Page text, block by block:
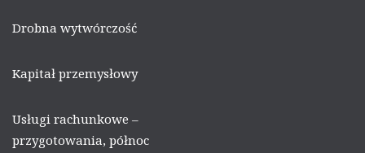
Drobna wytwórczość
Kapitał przemysłowy
Usługi rachunkowe –
przygotowania, północ